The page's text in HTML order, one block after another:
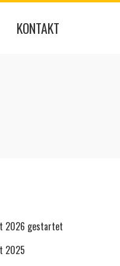
KONTAKT
2026 gestartet
2025